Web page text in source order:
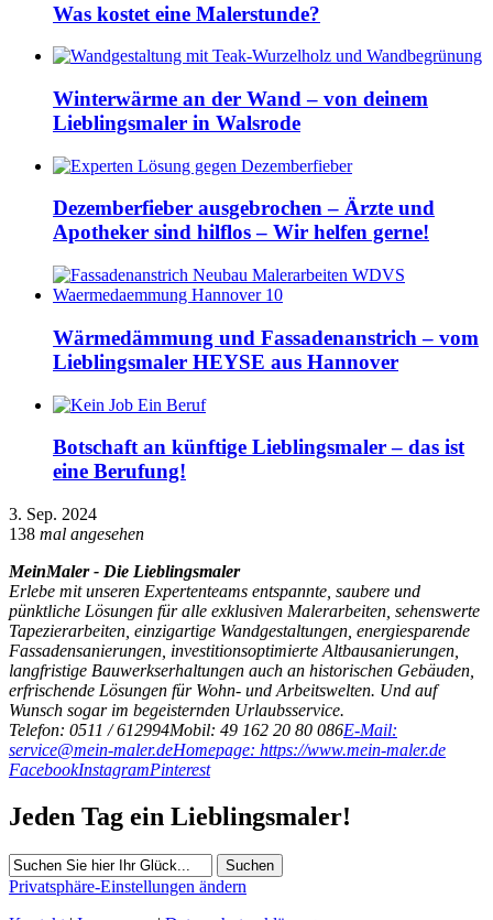
Was kostet eine Malerstunde?
Winterwärme an der Wand – von deinem
Lieblingsmaler in Walsrode
Dezemberfieber ausgebrochen – Ärzte und
Apotheker sind hilflos – Wir helfen gerne!
Wärmedämmung und Fassadenanstrich – vom
Lieblingsmaler HEYSE aus Hannover
Botschaft an künftige Lieblingsmaler – das ist
eine Berufung!
3. Sep. 2024
138 mal angesehen
MeinMaler - Die Lieblingsmaler
Erlebe mit unseren Expertenteams entspannte, saubere und
pünktliche Lösungen für alle exklusiven Malerarbeiten, sehenswerte
Tapezierarbeiten, einzigartige Wandgestaltungen, energiesparende
Fassadensanierungen, investitionsoptimierte Altbausanierungen,
langfristige Bauwerkserhaltungen auch an historischen Gebäuden,
erfrischende Lösungen für Wohn- und Arbeitswelten. Und auf
Wunsch sogar im begeisternden Urlaubsservice.
Telefon: 0511 / 612994Mobil: 49 162 20 80 086E-Mail:
service@mein-maler.deHomepage: https://www.mein-maler.de
FacebookInstagramPinterest
Jeden Tag ein Lieblingsmaler!
Suchen
Privatsphäre-Einstellungen ändern